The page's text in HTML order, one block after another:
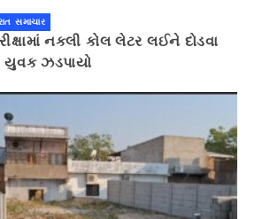
સમાચાર
નકલી કોલ લેટર લઈને દોડવા
ઝડપાયો